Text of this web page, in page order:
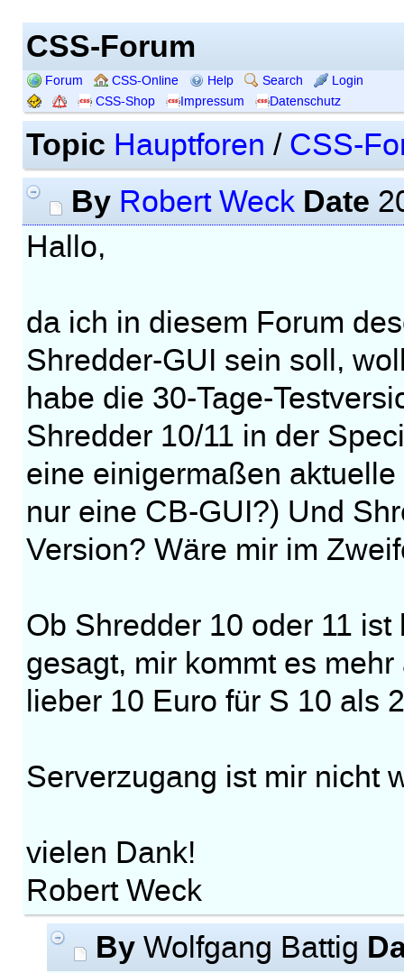
CSS-Forum
Forum CSS-Online Help Search
Login
CSS-Shop
Impressum Datenschutz
Topic Hauptforen / CSS-
By Robert Weck Date
Hallo,
da ich in diesem Forum
Shredder-GUI sein soll,
habe die 30-Tage-
Shredder 10/11 in der
eine einigermaßen
nur eine CB-GUI?) Und
Version? Wäre mir im
Ob Shredder 10 oder 11
gesagt, mir kommt es
lieber 10 Euro für S 10 als
Serverzugang ist mir nicht
vielen Dank!
Robert Weck
By Wolfgang Battig